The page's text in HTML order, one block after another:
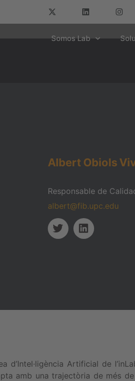
Somos Lab
Albert Obiols
Responsable de
albert@fib.upc.edu
d’Intel·ligència Artificial de
amb una trajectòria de més